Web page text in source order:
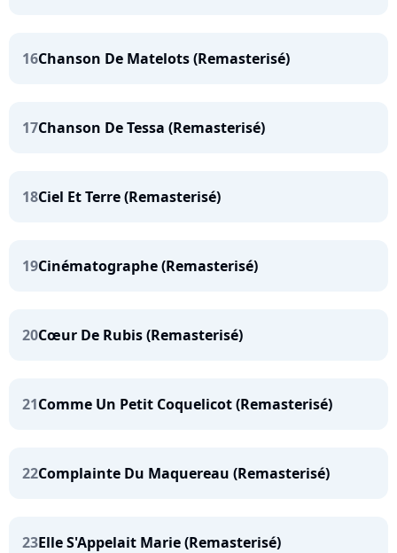
16Chanson De Matelots (Remasterisé)
17Chanson De Tessa (Remasterisé)
18Ciel Et Terre (Remasterisé)
19Cinématographe (Remasterisé)
20Cœur De Rubis (Remasterisé)
21Comme Un Petit Coquelicot (Remasterisé)
22Complainte Du Maquereau (Remasterisé)
23Elle S'Appelait Marie (Remasterisé)